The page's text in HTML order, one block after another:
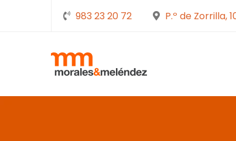
983 23 20 72 P.º de Zorrilla,